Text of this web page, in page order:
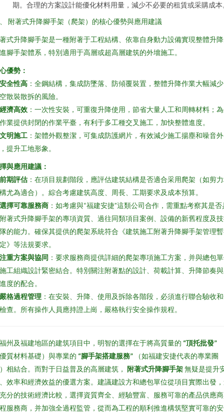
期。合理的方案設計能優化材料用量，減少不必要的租賃或采購成本
附著式升降腳手架（爬架）的核心優勢與應用建議
式升降腳手架是一種附著于工程結構、依靠自身動力設備實現整體升
腳手架體系，特別適用于高層或超高層建筑的外墻施工。
優勢：
安全性高 ：全鋼結構，集成防墜落、防傾覆裝置，整體升降作業大幅減
散裝散拆的風險。
經濟高效 ：一次性安裝，可重復升降使用，節省大量人工和周轉材料；
業提供封閉的作業平臺，有利于多工種交叉施工，加快整體進度。
文明施工 ：架體外觀整潔，可集成防護網片，有效減少施工揚塵和噪音外
提升工地形象。
與應用建議：
前期評估 ：在項目規劃階段，應評估建筑結構是否適合采用爬架（如剪
尤為適合）。綜合考慮建筑高度、周長、工期要求及成本預算。
選擇可靠服務商 ：如考慮與“福建安捷”這類公司合作，需重點考察其是否
著式升降腳手架的專項資質、過往同類項目案例、設備的新舊程度及
的能力。確保其提供的爬架系統符合《建筑施工附著升降腳手架管理
》等法規要求。
注重方案與協同 ：要求服務商提供詳細的爬架專項施工方案，并與總包
工組織設計緊密結合。特別關注附著點的設計、荷載計算、升降節奏
度的配合。
嚴格過程管理 ：在安裝、升降、使用及拆除各階段，必須進行聯合驗收
查。所有操作人員應持證上崗，嚴格執行安全操作規程。
州及福建地區的建筑項目中，明智的選擇在于將高質量的 “頂托批發”
質材料基礎）與專業的 “腳手架搭建服務” （如福建安捷代表的專業團
相結合。而對于日益普及的高層建筑， 附著式升降腳手架無疑是提升
效率和經濟效益的優選方案。建議建設方和總包單位從項目實際出發
分的技術經濟比較，選擇資質齊全、經驗豐富、服務可靠的產品供應
服務商，并加強全過程監管，從而為工程的順利推進構筑堅實可靠的